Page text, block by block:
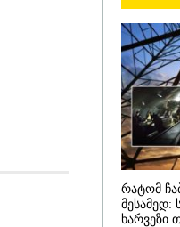
"15 წლის წინ
დანაშაული, 5-ჯერ
შეცვლილი
4-ჯერ თავიდან
დაწყებული საქმე...
პროკურატურას,
გარეშე ეს შედეგი
დადგებოდა" -
რატომ
მესამედ:
ხარვეზი